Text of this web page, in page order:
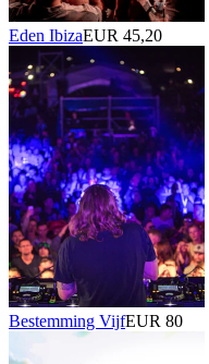
Eden IbizaEUR 45,20
Bestemming VijfEUR 80